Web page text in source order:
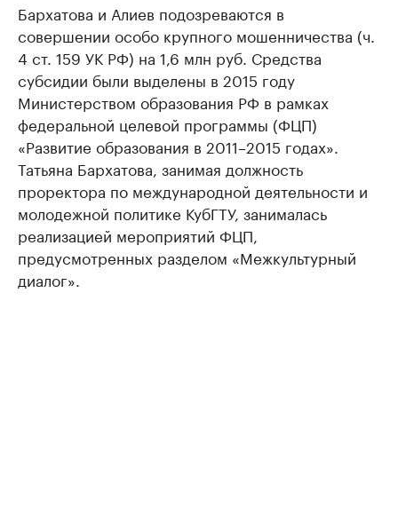
Бархатова и Алиев подозреваются в
совершении особо крупного мошенничества (ч.
4 ст. 159 УК РФ) на 1,6 млн руб. Средства
субсидии были выделены в 2015 году
Министерством образования РФ в рамках
федеральной целевой программы (ФЦП)
«Развитие образования в 2011–2015 годах».
Татьяна Бархатова, занимая должность
проректора по международной деятельности и
молодежной политике КубГТУ, занималась
реализацией мероприятий ФЦП,
предусмотренных разделом «Межкультурный
диалог».